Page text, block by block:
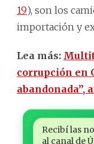
19), son los
importación y
Lea más:
corrupción en
abandonada”,
Recibí las
al canal de